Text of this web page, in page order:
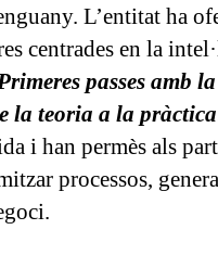
L’entitat ha
centrades en la
passes amb
la teoria a la pràctica
i han permès als
processos,